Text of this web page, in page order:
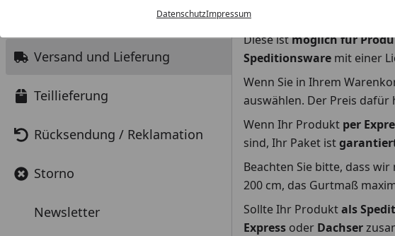
DatenschutzImpressum
Bezahlung & Rechnung
Versand und Lieferung
Teillieferung
Rücksendung / Reklamation
Storno
Newsletter
Ja, wir bieten Ihnen für
Diese istmöglich für
Speditionsware mit einer
Wenn Sie in Ihrem
auswählen. Der Preis
Wenn Ihr Produkt per
sind, Ihr Paket ist
Beachten Sie bitte, dass
200 cm, das Gurtmaß
Sollte Ihr Produktals
Express oder Dachser